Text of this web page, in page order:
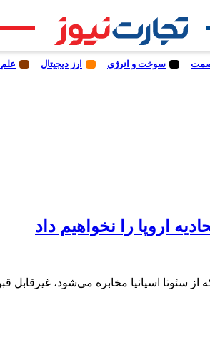
سوخت و انرژی ارز دیجیتال
اروپا را نخواهیم داد
سئوتا اسپانیا مخابره می‌شود، غیرقابل